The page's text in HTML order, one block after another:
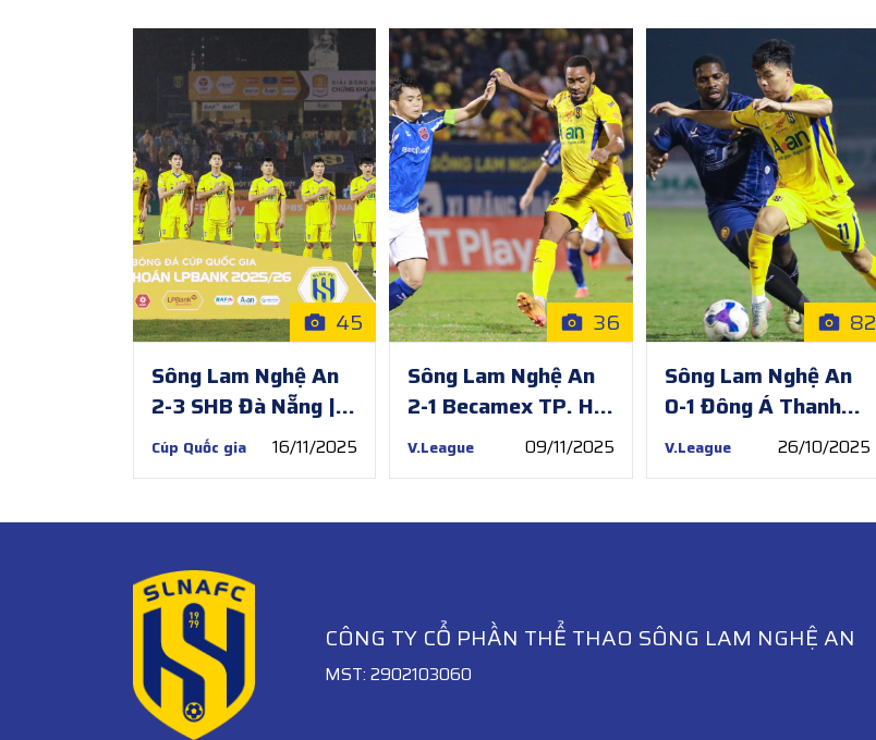
45
Sông Lam Nghệ An
2-3 SHB Đà Nẵng |
Vòng 1/8 Cúp Quốc
gia 2025/26
Cúp Quốc gia 16/11/2025
36
Sông Lam Nghệ An
2-1 Becamex TP. Hồ
Chí Minh | Vòng 11
V.League 2025/26
V.League 09/11/2025
82
Sông Lam Nghệ An
0-1 Đông Á Thanh
Hóa | Vòng 8
V.League 2025/26
V.League 26/10/2025
CÔNG TY CỔ PHẦN THỂ THAO SÔNG LAM NGHỆ AN
MST: 2902103060